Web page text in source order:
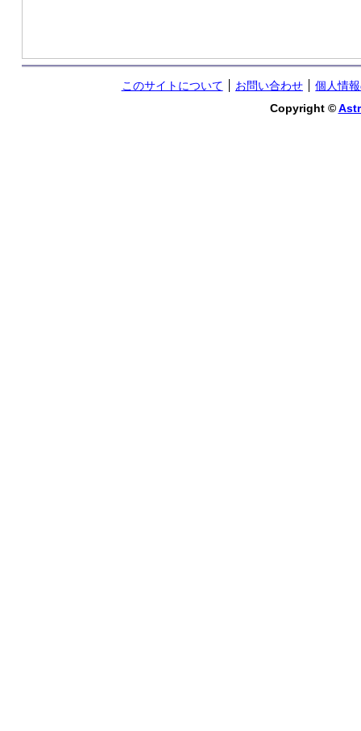
このサイトについて お問い合わせ
個人情
Copyright ©